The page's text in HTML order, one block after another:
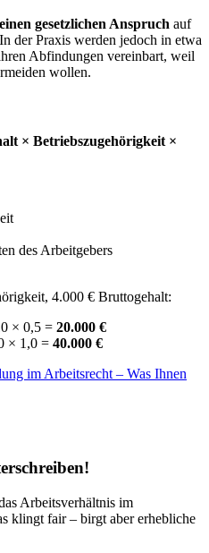
gesetzlichen Anspruch auf
der Praxis werden jedoch in etwa
Abfindungen vereinbart, weil
wollen.
× Betriebszugehörigkeit ×
des Arbeitgebers
4.000 € Bruttogehalt:
× 0,5 = 20.000 €
× 1,0 = 40.000 €
im Arbeitsrecht – Was Ihnen
Arbeitsverhältnis im
klingt fair – birgt aber erhebliche